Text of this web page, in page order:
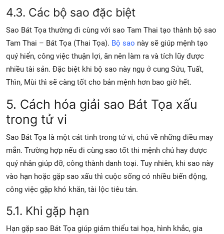
4.3. Các bộ sao đặc biệt
Sao Bát Tọa thường đi cùng với sao Tam Thai tạo thành bộ sao
Tam Thai – Bát Tọa (Thai Tọa). Bộ sao này sẽ giúp mệnh tạo
quý hiển, công việc thuận lợi, ăn nên làm ra và tích lũy được
nhiều tài sản. Đặc biệt khi bộ sao này ngụ ở cung Sửu, Tuất,
Thìn, Mùi thì sẽ càng tốt cho bản mệnh hơn bao giờ hết.
5. Cách hóa giải sao Bát Tọa xấu
trong tử vi
Sao Bát Tọa là một cát tinh trong tử vi, chủ về những điều may
mắn. Trường hợp nếu đi cùng sao tốt thi mệnh chủ hay được
quý nhân giúp đỡ, công thành danh toại. Tuy nhiên, khi sao này
vào hạn hoặc gặp sao xấu thì cuộc sống có nhiều biến động,
công việc gặp khó khăn, tài lộc tiêu tán.
5.1. Khi gặp hạn
Hạn gặp sao Bát Tọa giúp giảm thiểu tai họa, hình khắc, gia